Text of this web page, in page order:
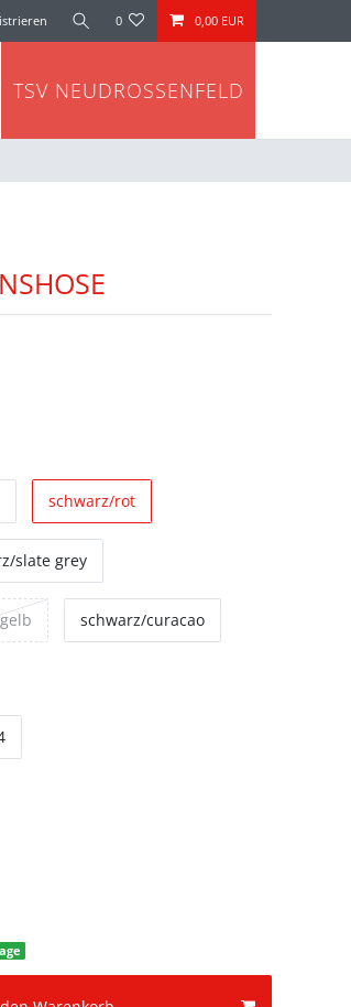
0 0,00 EUR
TSV NEUDROSSENFELD
schwarz/rot
slate grey
schwarz/curacao